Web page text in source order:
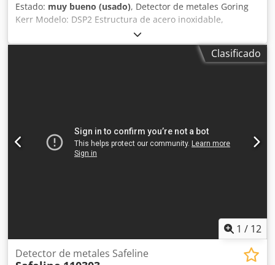
Estado: muy bueno (usado), Detector de metales Goring
Kerr Modelo: DSP2 Estructura de acero inoxidable,
dimensiones de la cinta transportadora: 2400 mm x 200
mm, abertura: 300 mm x 100 mm, sistema neumático de
expulsión de productos contaminados a un contenedor de
Clasificado
1 / 12
Detector de metales Safeline